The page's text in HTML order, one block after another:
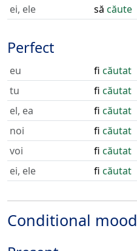
ei, ele
să căute
Perfect
eu fi căutat
tu
fi căutat
el, ea
fi căutat
noi
fi căutat
voi
fi căutat
ei, ele
fi căutat
Conditional mood